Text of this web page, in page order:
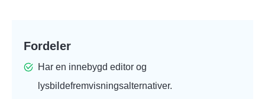
Fordeler
Har en innebygd editor og
lysbildefremvisningsalternativer.